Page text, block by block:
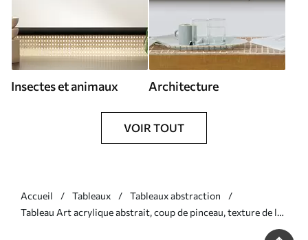
Insectes et animaux Architecture
VOIR TOUT
Accueil Tableaux
Tableaux abstraction
Tableau Art acrylique abstrait, coup de pinceau, texture de la